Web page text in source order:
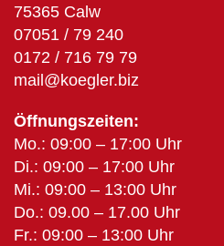
75365 Calw
07051 / 79 240
0172 / 716 79 79
mail@koegler.biz
Öffnungszeiten:
Mo.: 09:00 – 17:00 Uhr
Di.: 09:00 – 17:00 Uhr
Mi.: 09:00 – 13:00 Uhr
Do.: 09.00 – 17.00 Uhr
Fr.: 09:00 – 13:00 Uhr